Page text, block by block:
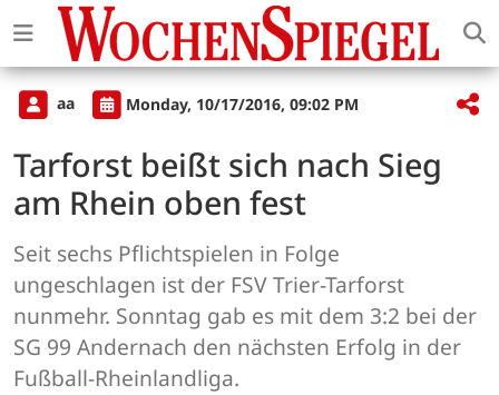
aa Monday, 10/17/2016, 09:02 PM
Tarforst beißt sich nach Sieg
am Rhein oben fest
Seit sechs Pflichtspielen in Folge
ungeschlagen ist der FSV Trier-Tarforst
nunmehr. Sonntag gab es mit dem 3:2 bei der
SG 99 Andernach den nächsten Erfolg in der
Fußball-Rheinlandliga.